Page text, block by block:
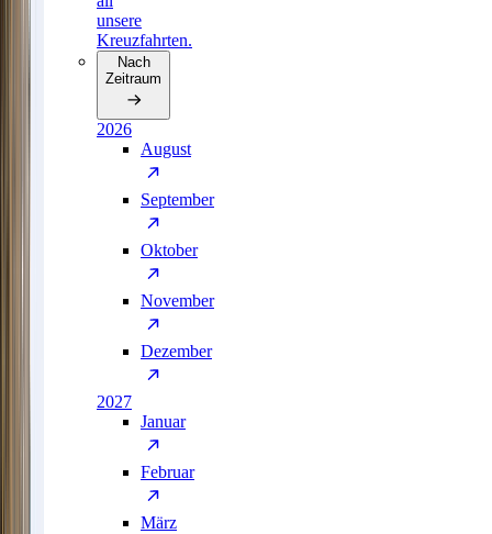
unsere
Kreuzfahrten.
Nach
Zeitraum
2026
August
September
Oktober
November
Dezember
2027
Januar
Februar
März